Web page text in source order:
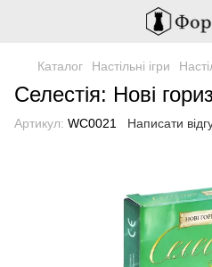
Каталог Настільні ігри
Селестія: Нові
Артикул: WС0021 Написати